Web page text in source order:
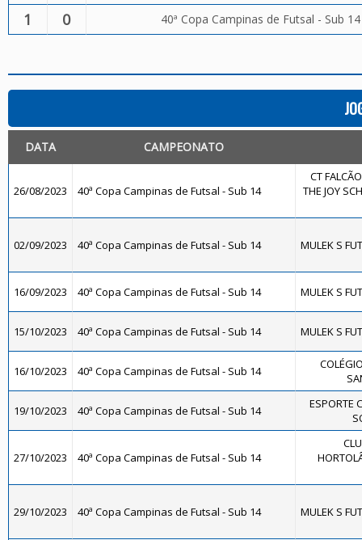
1 0 40ª Copa Campinas de Futsal - Sub 14
DATA CAMPEONATO
26/08/2023 40ª Copa Campinas de Futsal - Sub 14
CT
THE JOY
02/09/2023 40ª Copa Campinas de Futsal - Sub 14 MULEK S
16/09/2023 40ª Copa Campinas de Futsal - Sub 14 MULEK S
15/10/2023 40ª Copa Campinas de Futsal - Sub 14 MULEK S
16/10/2023 40ª Copa Campinas de Futsal - Sub 14
19/10/2023 40ª Copa Campinas de Futsal - Sub 14
ESPORTE
27/10/2023 40ª Copa Campinas de Futsal - Sub 14
29/10/2023 40ª Copa Campinas de Futsal - Sub 14 MULEK S